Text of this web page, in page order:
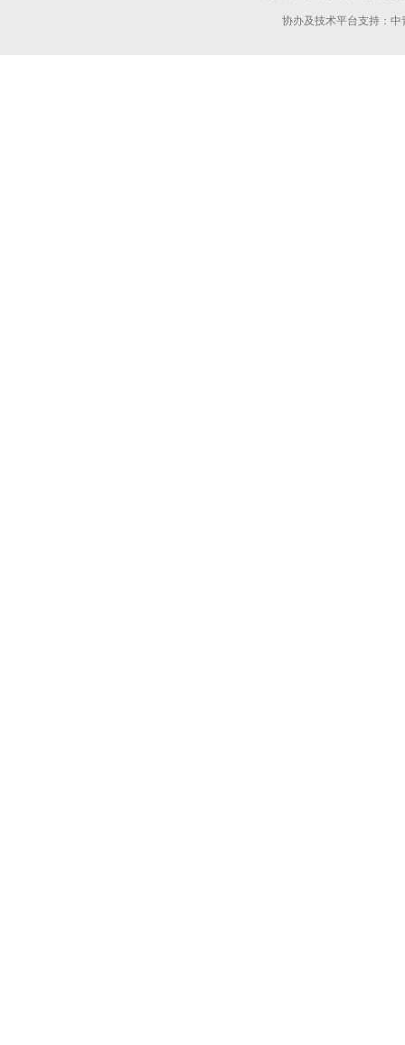
协办及技术平台支持：